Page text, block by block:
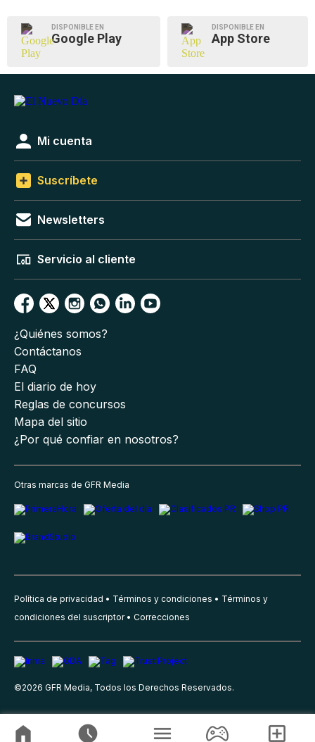
DISPONIBLE EN
Google Play
DISPONIBLE EN
App Store
Mi cuenta
Suscríbete
Newsletters
Servicio al cliente
¿Quiénes somos?
Contáctanos
FAQ
El diario de hoy
Reglas de concursos
Mapa del sitio
¿Por qué confiar en nosotros?
Otras marcas de GFR Media
Política de privacidad Términos y condiciones
Términos y
condiciones del suscriptor
Correcciones
©2026 GFR Media, Todos los Derechos Reservados.